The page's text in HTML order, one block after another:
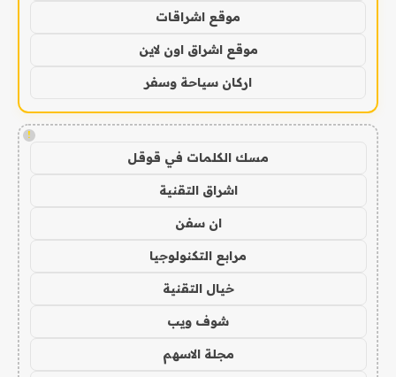
موقع اشراقات
موقع اشراق اون لاين
اركان سياحة وسفر
!
مسك الكلمات في قوقل
اشراق التقنية
ان سفن
مرابع التكنولوجيا
خيال التقنية
شوف ويب
مجلة الاسهم